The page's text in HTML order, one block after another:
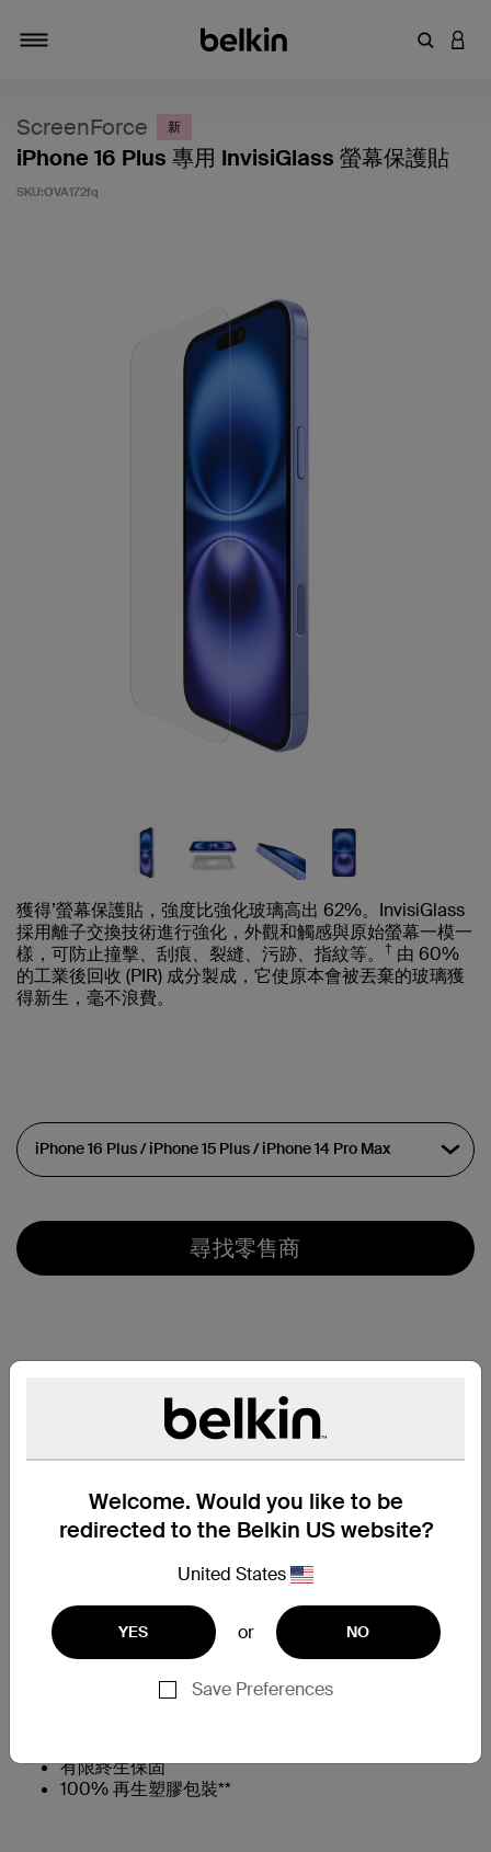
輸入關鍵
登入
Welcome. Would you like to be
redirected to the Belkin US website?
United States
YES or NO
Save Preferences
ScreenForce 新
iPhone 16 Plus 專用 InvisiGlass 螢幕保護貼
SKU:OVA172fq
獲得’螢幕保護貼，強度比強化玻璃高出 62%。InvisiGlass
採用離子交換技術進行強化，外觀和觸感與原始螢幕一模一
樣，可防止撞擊、刮痕、裂縫、污跡、指紋等。
† 由 60%
的工業後回收 (PIR) 成分製成，它使原本會被丟棄的玻璃獲
得新生，毫不浪費。
尋找零售商
特色一覽
比強化玻璃堅固 62%*
採用 60% 再生玻璃製成 †
附有 Easy-Align 托盤，可輕鬆、精確且無氣泡地黏貼
平整、全螢幕覆蓋、與保護殼相容且邊緣光滑
原生觸控螢幕體驗與觸感
有限終生保固
100% 再生塑膠包裝**